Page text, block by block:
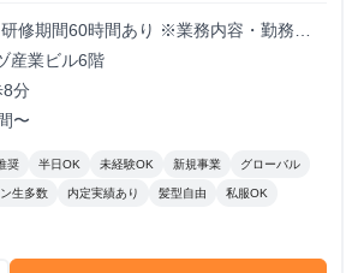
修期間60時間あり ※業務内容・勤務状
産業ビル6階
8分
〜
奨 半日OK 未経験OK 新規事業 グローバル
生多数 内定実績あり 髪型自由 私服OK